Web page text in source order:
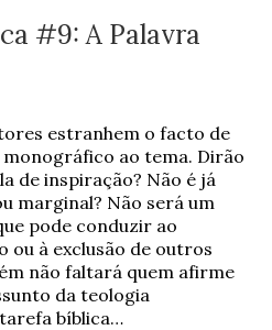
#9: A Palavra
estranhem o facto de
ao tema. Dirão
de inspiração? Não é já
marginal? Não será um
pode conduzir ao
à exclusão de outros
não faltará quem afirme
da teologia
bíblica…